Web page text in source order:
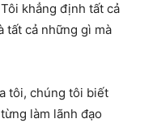
khẳng định tất cả
tất cả những gì mà
tôi, chúng tôi biết
làm lãnh đạo